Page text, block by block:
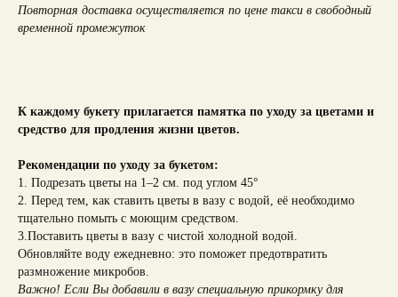
Повторная доставка осуществляется по цене такси в свободный
временной промежуток
К каждому букету прилагается памятка по уходу за цветами и
средство для продления жизни цветов.
Рекомендации по уходу за букетом:
1. Подрезать цветы на 1–2 см. под углом 45°
2. Перед тем, как ставить цветы в вазу с водой, её необходимо
тщательно помыть с моющим средством.
3.Поставить цветы в вазу с чистой холодной водой.
Обновляйте воду ежедневно: это поможет предотвратить
размножение микробов.
Важно! Если Вы добавили в вазу специальную прикормку для